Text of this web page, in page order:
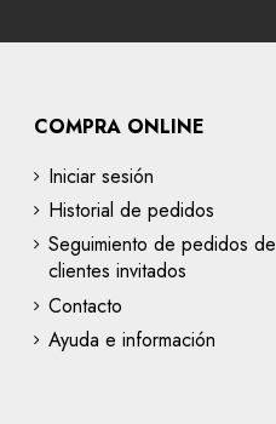
COMPRA ONLINE
Iniciar sesión
Historial de pedidos
Seguimiento de pedidos de
clientes invitados
Contacto
Ayuda e información